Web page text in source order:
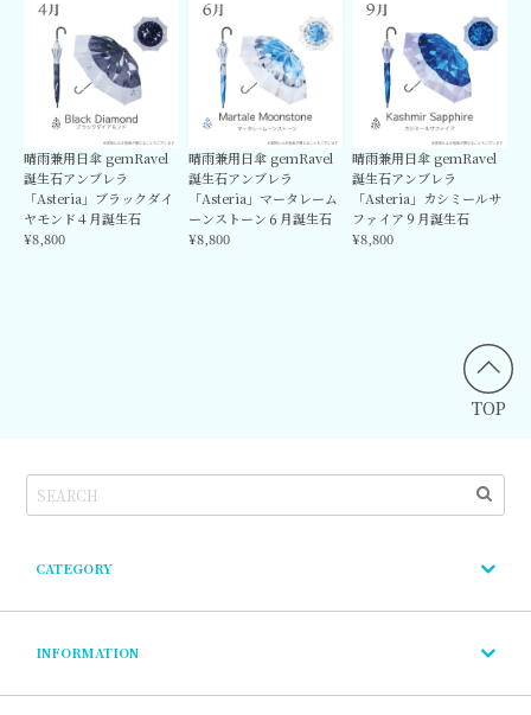
晴雨兼用日傘 gemRavel
誕生石アンブレラ
「Asteria」ブラックダイ
ヤモンド４月誕生石
¥8,800
晴雨兼用日傘 gemRavel
誕生石アンブレラ
「Asteria」マータレーム
ーンストーン６月誕生石
¥8,800
晴雨兼用日傘 gemRavel
誕生石アンブレラ
「Asteria」カシミールサ
ファイア９月誕生石
¥8,800
TOP
CATEGORY
INFORMATION